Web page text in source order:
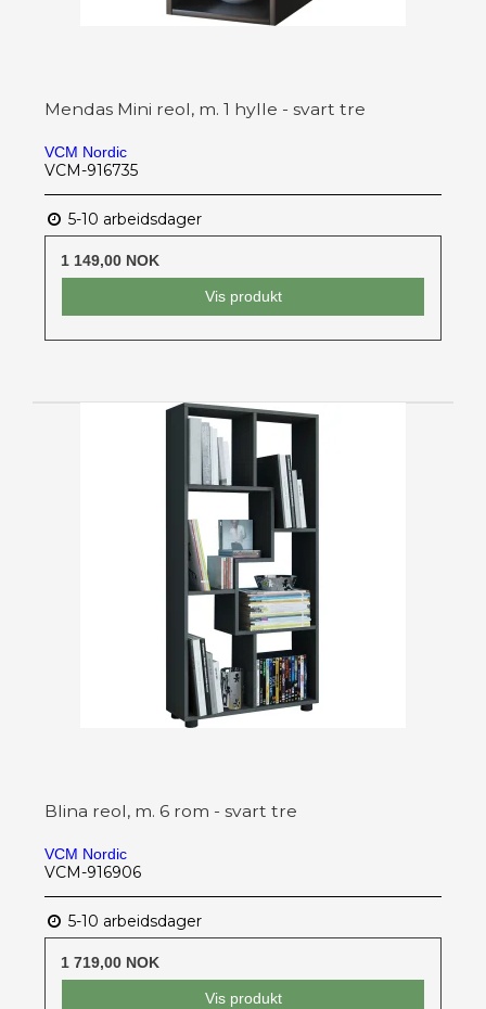
Mendas Mini reol, m. 1 hylle - svart tre
VCM Nordic
VCM-916735
5-10 arbeidsdager
1 149,00 NOK
Vis produkt
Blina reol, m. 6 rom - svart tre
VCM Nordic
VCM-916906
5-10 arbeidsdager
1 719,00 NOK
Vis produkt